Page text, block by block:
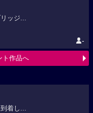
ッジ...
-
ト作品へ
着し...